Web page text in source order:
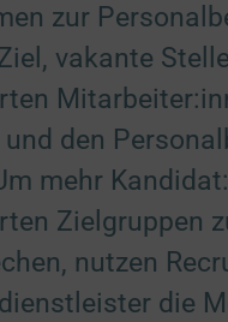
zur
vakante
und den
mehr
Zielgruppen
nutzen
die